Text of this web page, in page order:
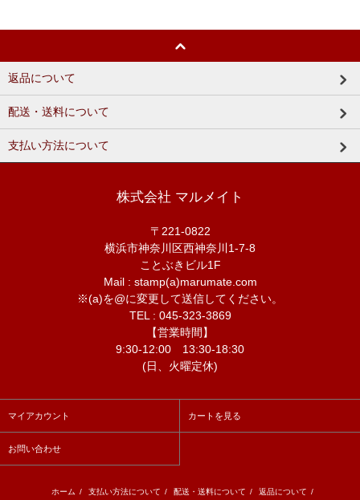
返品について
配送・送料について
支払い方法について
株式会社 マルメイト
〒221-0822
横浜市神奈川区西神奈川1-7-8
ことぶきビル1F
Mail : stamp(a)marumate.com
※(a)を@に変更して送信してください。
TEL : 045-323-3869
【営業時間】
9:30-12:00 13:30-18:30
(日、火曜定休)
マイアカウント カートを見る
お問い合わせ
ホーム / 支払い方法について / 配送・送料について / 返品について /